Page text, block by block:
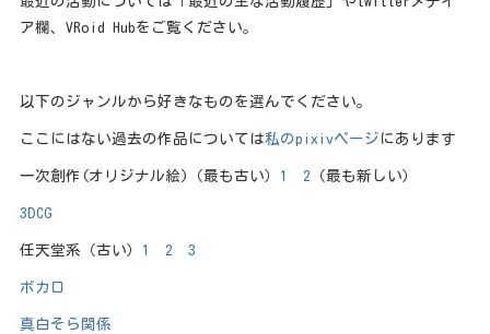
ア欄、VRoid Hubをご覧ください。
以下のジャンルから好きなものを選んでください。
ここにはない過去の作品については私のpixivページ にあります
一次創作(オリジナル絵)（最も古い） 1 2 （最も新しい）
3DCG
任天堂系（古い） 1 2 3
ボカロ
真白そら関係